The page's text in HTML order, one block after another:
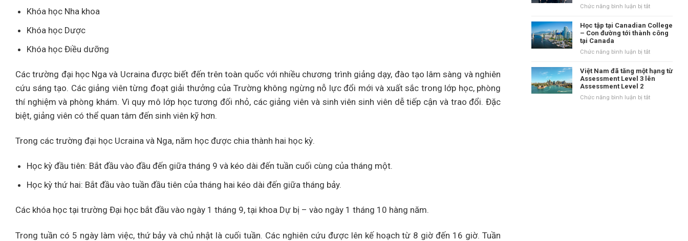
Khóa học Nha khoa
Khóa học Dược
Khóa học Điều dưỡng
Các trường đại học Nga và Ucraina được biết đến trên toàn quốc với nhiều chương trình giảng dạy, đào tạo lâm sàng và nghiên
cứu sáng tạo. Các giảng viên từng đoạt giải thưởng của Trường không ngừng nỗ lực đổi mới và xuất sắc trong lớp học, phòng
thí nghiệm và phòng khám. Vì quy mô lớp học tương đối nhỏ, các giảng viên và sinh viên sinh viên dễ tiếp cận và trao đổi. Đặc
biệt, giảng viên có thể quan tâm đến sinh viên kỹ hơn.
Trong các trường đại học Ucraina và Nga, năm học được chia thành hai học kỳ.
Học kỳ đầu tiên: Bắt đầu vào đầu đến giữa tháng 9 và kéo dài đến tuần cuối cùng của tháng một.
Học kỳ thứ hai: Bắt đầu vào tuần đầu tiên của tháng hai kéo dài đến giữa tháng bảy.
Các khóa học tại trường Đại học bắt đầu vào ngày 1 tháng 9, tại khoa Dự bị – vào ngày 1 tháng 10 hàng năm.
Trong tuần có 5 ngày làm việc, thứ bảy và chủ nhật là cuối tuần. Các nghiên cứu được lên kế hoạch từ 8 giờ đến 16 giờ. Tuần
đến
cho
những
sự
nghiệp
tế
Chức năng bình luận bị tắtở
học
Thụy
–
và
Làm
Học tập tại Canadian College
– Con đường tới thành công
tại Canada
Chức năng bình luận bị tắtở
tập
tại
College
Việt Nam đã tăng một hạng từ
Assessment Level 3 lên
Assessment Level 2
Chức năng bình luận bị tắtở